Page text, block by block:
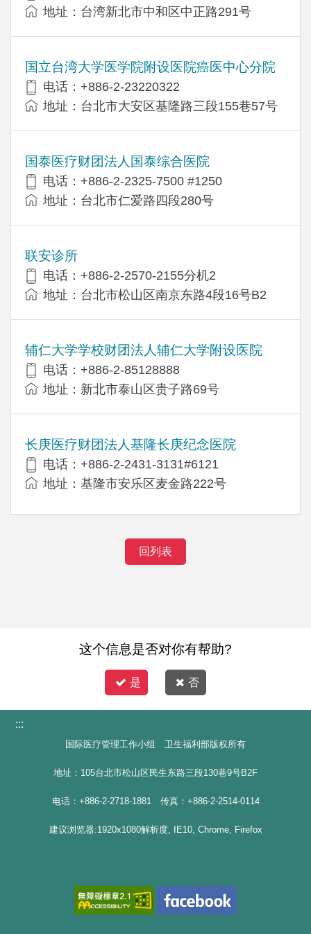
地址：台湾新北市中和区中正路291号
国立台湾大学医学院附设医院癌医中心分院
电话：+886-2-23220322
地址：台北市大安区基隆路三段155巷57号
国泰医疗财团法人国泰综合医院
电话：+886-2-2325-7500 #1250
地址：台北市仁爱路四段280号
联安诊所
电话：+886-2-2570-2155分机2
地址：台北市松山区南京东路4段16号B​​2
辅仁大学学校财团法人辅仁大学附设医院
电话：+886-2-85128888
地址：新北市泰山区贵子路69号
长庚医疗财团法人基隆长庚纪念医院
电话：+886-2-2431-3131#6121
地址：基隆市安乐区麦金路222号
回列表
这个信息是否对你有帮助?
是 否
:::
国际医疗管理工作小组 卫生福利部版权所有
地址：105台北市松山区民生东路三段130巷9号B2F
电话：+886-2-2718-1881 传真：+886-2-2514-0114
建议浏览器:1920x1080解析度, IE10, Chrome, Firefox